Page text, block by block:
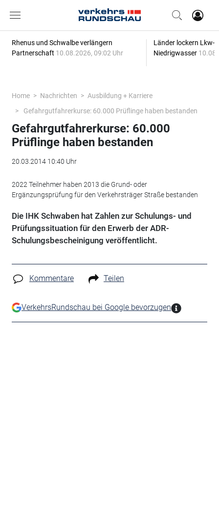
Rhenus und Schwalbe verlängern
Partnerschaft 10.08.2026, 09:02 Uhr
Länder lockern Lkw-
Niedrigwasser
Home Nachrichten
Ausbildung + Karriere
Gefahrgutfahrerkurse: 60.000 Prüflinge haben bestanden
Gefahrgutfahrerkurse: 60.000
Prüflinge haben bestanden
20.03.2014 10:40 Uhr
2022 Teilnehmer haben 2013 die Grund- oder
Ergänzungsprüfung für den Verkehrsträger Straße bestanden
Die IHK Schwaben hat Zahlen zur Schulungs- und
Prüfungssituation für den Erwerb der ADR-
Schulungsbescheinigung veröffentlicht.
Kommentare Teilen
VerkehrsRundschau bei Google bevorzugen